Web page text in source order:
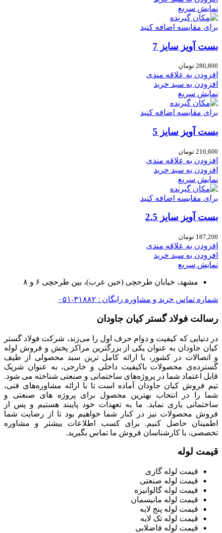
نمایش سریع
برای مقایسه اضافه کنید
بست آویز سایز 7
280,800 تومان
افزودن به علاقه مندی
افزودن به سبد خرید
نمایش سریع
برای مقایسه اضافه کنید
بست آویز سایز 5
210,600 تومان
افزودن به علاقه مندی
افزودن به سبد خرید
نمایش سریع
برای مقایسه اضافه کنید
بست آویز سایز 2.5
187,200 تومان
افزودن به علاقه مندی
افزودن به سبد خرید
نمایش سریع
مشهد، خیابان طرحچی (خین عرب)، بین طرحچی ۶ و ۸
شماره تماس خرید و مشاوره رایگان : ۳۱۸۸۲-۰۵۱
رسالت فولاد گستر کیان جاودان
در دنیایی که کیفیت و دوام حرف اول را می‌زند، شرکت فولاد گستر
کیان جاودان به عنوان یکی از بزرگترین مراکز پخش و فروش لوله
و اتصالات در کشور، با ارائه کامل ترین سبد محصولی از طیف
گسترده‌‌ی محصولات باکیفیت داخلی و خارجی، به عنوان شریک
قابل اعتماد شما در پروژه‌های ساختمانی و صنعتی شناخته می شود.
تیم فروش کیان جاودان آماده است تا با ارائه مشاوره‌های فنی،
شما را در انتخاب بهترین محصول برای پروژه های صنعتی و
ساختمانی یاری نماید. ما به تعهدات خود پایبند هستیم و پس از
فروش محصولات نیز در کنار شما خواهیم بود تا از رضایت شما
اطمینان حاصل کنیم. برای کسب اطلاعات بیشتر و مشاوره
تخصصی، با کارشناسان فروش ما تماس بگیرید.
قیمت لوله
قیمت لوله گازی
قیمت لوله صنعتی
قیمت لوله گالوانیزه
قیمت لوله مانیسمان
قیمت لوله پنج لایه
قیمت لوله تک لایه
قیمت لوله فاضلابی